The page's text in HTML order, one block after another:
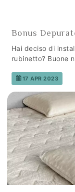
Bonus
Hai deciso di
rubinetto? Buone
17 APR 2023